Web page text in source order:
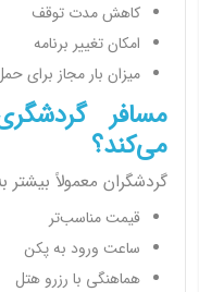
کاهش مدت توقف
امکان تغییر برنامه
میزان بار مجاز برای
مسافر
می‌کند؟
گردشگران معمولاً بیشتر
قیمت مناسب‌تر
ساعت ورود به پکن
هماهنگی با رزرو هتل